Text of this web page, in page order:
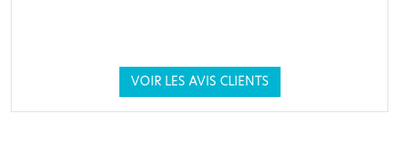
VOIR LES AVIS CLIENTS